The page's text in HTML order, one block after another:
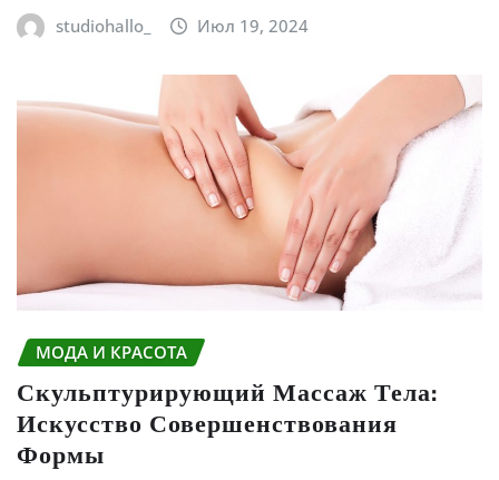
studiohallo_ Июл 19, 2024
МОДА И КРАСОТА
Скульптурирующий Массаж Тела:
Искусство Совершенствования
Формы